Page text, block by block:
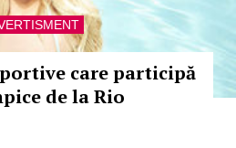
care participă
de la Rio